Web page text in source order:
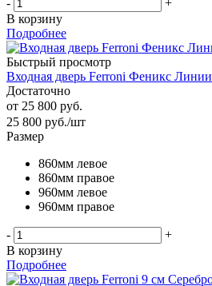
-
+
В корзину
Подробнее
Быстрый просмотр
Входная дверь Ferroni Феникс Линии
Достаточно
от 25 800 руб.
25 800 руб./шт
Размер
860мм левое
860мм правое
960мм левое
960мм правое
-
+
В корзину
Подробнее